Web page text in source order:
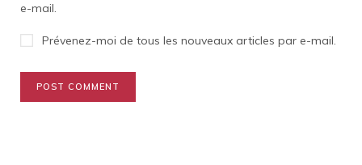
e-mail.
Prévenez-moi de tous les nouveaux articles par e-mail.